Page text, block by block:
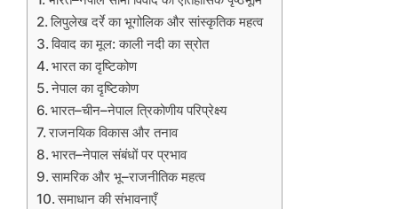
लिपुलेख दर्रे का भूगोलिक और सांस्कृतिक महत्व
विवाद का मूल: काली नदी का स्रोत
भारत का दृष्टिकोण
नेपाल का दृष्टिकोण
भारत–चीन–नेपाल त्रिकोणीय परिप्रेक्ष्य
राजनयिक विकास और तनाव
भारत–नेपाल संबंधों पर प्रभाव
सामरिक और भू–राजनीतिक महत्व
समाधान की संभावनाएँ